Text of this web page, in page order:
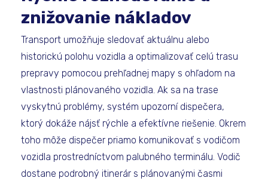
znižovanie nákladov
Transport umožňuje sledovať aktuálnu alebo
historickú polohu vozidla a optimalizovať celú trasu
prepravy pomocou prehľadnej mapy s ohľadom na
vlastnosti plánovaného vozidla. Ak sa na trase
vyskytnú problémy, systém upozorní dispečera,
ktorý dokáže nájsť rýchle a efektívne riešenie. Okrem
toho môže dispečer priamo komunikovať s vodičom
vozidla prostredníctvom palubného terminálu. Vodič
dostane podrobný itinerár s plánovanými časmi